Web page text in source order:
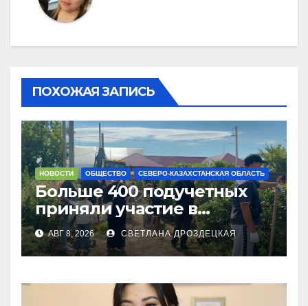
ПОХОЖАЯ ЗАПИСЬ
НОВОСТИ ОБЩЕСТВО СЕВЕРО-КАЗАХСТАНСКАЯ ОБЛАСТЬ
Больше 400 подучетных
приняли участие в
экоакции в СКО
АВГ 8, 2026 СВЕТЛАНА ДРОЗДЕЦКАЯ